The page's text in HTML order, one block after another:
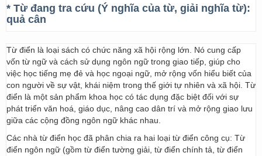
* Từ đang tra cứu (Ý nghĩa của từ, giải nghĩa từ):
quả cân
Từ điển là loại sách có chức năng xã hội rộng lớn. Nó cung cấp
vốn từ ngữ và cách sử dụng ngôn ngữ trong giao tiếp, giúp cho
việc học tiếng mẹ đẻ và học ngoại ngữ, mở rộng vốn hiểu biết của
con người về sự vật, khái niệm trong thế giới tự nhiên và xã hội. Từ
điển là một sản phẩm khoa học có tác dụng đặc biệt đối với sự
phát triển văn hoá, giáo dục, nâng cao dân trí và mở rộng giao lưu
giữa các cộng đồng ngôn ngữ khác nhau.
Các nhà từ điển học đã phân chia ra hai loại từ điển công cụ: Từ
điển ngôn ngữ (gồm từ điển tường giải, từ điển chính tả, từ điển